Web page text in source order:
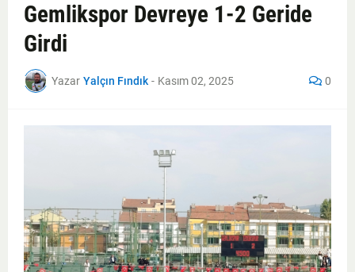
Gemlikspor Devreye 1-2 Geride
Girdi
Yazar Yalçın Fındık - Kasım 02, 2025 0